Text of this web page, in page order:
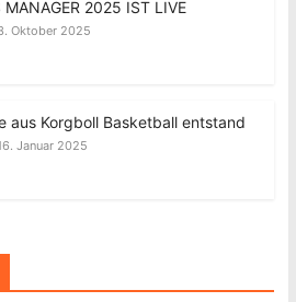
MANAGER 2025 IST LIVE
Oktober 2025
aus Korgboll Basketball entstand
Januar 2025